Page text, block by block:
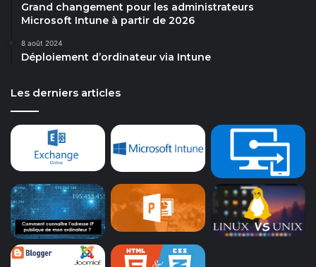
Grand changement pour les administrateurs
Microsoft Intune à partir de 2026
8 août 2024
Déploiement d’ordinateur via Intune
Les derniers articles